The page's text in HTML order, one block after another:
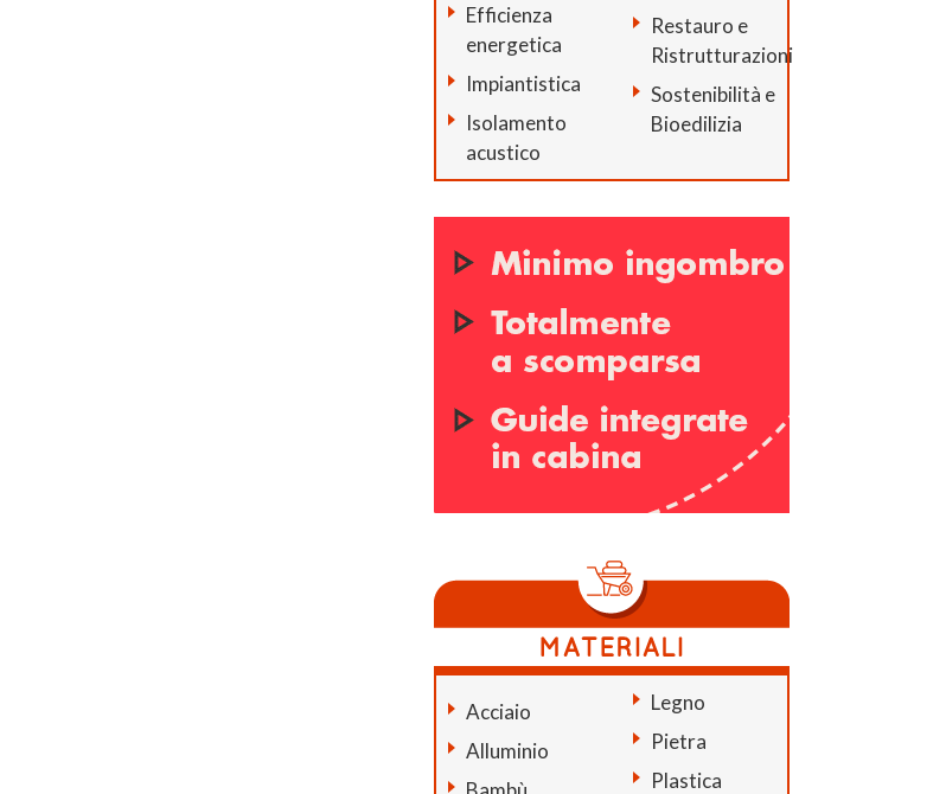
Efficienza
energetica
Impiantistica
Isolamento
acustico
Restauro e
Ristrutturazioni
Sostenibilità e
Bioedilizia
Acciaio
Alluminio
Legno
Pietra
Plastica